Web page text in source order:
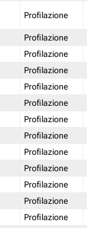
Profilazione
Profilazione
Profilazione
Profilazione
Profilazione
Profilazione
Profilazione
Profilazione
Profilazione
Profilazione
Profilazione
Profilazione
Profilazione